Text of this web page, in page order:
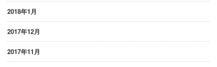
2018年1月
2017年12月
2017年11月